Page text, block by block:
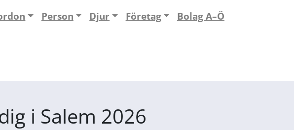
Person Djur Företag Bolag A–Ö
i Salem 2026